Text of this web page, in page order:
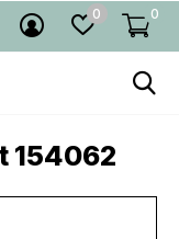
0 0
154062